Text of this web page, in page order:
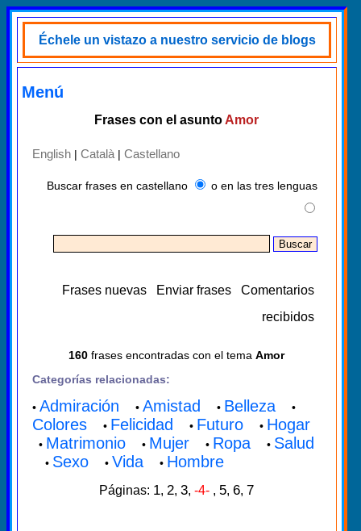
Échele un vistazo a nuestro servicio de blogs
Menú
Frases con el asunto Amor
English | Català | Castellano
Buscar frases en castellano o en las tres lenguas
Frases nuevas Enviar frases
Comentarios
recibidos
160frases encontradas con el tema Amor
Categorías relacionadas:
• Admiración • Amistad • Belleza •
Colores • Felicidad • Futuro • Hogar
• Matrimonio • Mujer • Ropa • Salud
• Sexo • Vida • Hombre
Páginas: 1, 2, 3, -4-, 5, 6, 7